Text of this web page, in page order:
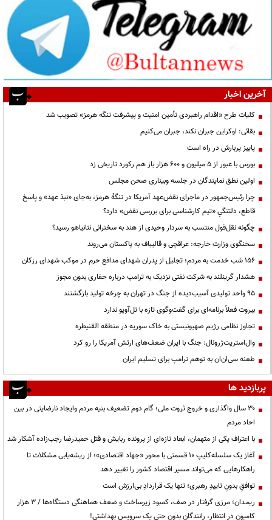
آخرین اخبار
کلیات طرح «اقدام راهبردی تأمین امنیت و پیشرفت تنگه هرمز» تصویب شد
بقائی: اوکراین جبران نکند، جبران می‌کنیم
پاییز پربارش در راه است
بورس با عبور از ۵ میلیون و ۶۰۰ هزار باز هم رکورد تاریخی زد
اولین نطق نمایندگان در جلسه وبیناری صحن مجلس
چرا رئیس‌جمهور در ماجرای نقض‌عهد آمریکا در تنگهٔ هرمز، به‌جای «نبذ عهد» و پاسخ
قاطع، دلتنگیِ «تیم کارشناسی برای بررسی نقض» دارد؟
چگونه نقل‌قول منتسب به سردار وحیدی از هند به سخنرانی نتانیاهو رسید؟
سخنگوی وزارت خارجه: عراقچی و قالیباف به پاکستان می‌روند
۱۵۶ شب خدمت به مردم؛ تجلیل از پدران شهدای مدافع حرم در موکب شهدای رزکان
هشدار گرینلند به شرکت نفتی نزدیک به ترامپ درباره حفاری بدون مجوز
95 واحد تولیدی آسیب‌دیده از جنگ در تهران به چرخه تولید بازگشتند
بیروت فعلاً برنامه‌ای برای گفت‌وگوی تازه با تل‌آویو ندارد
تجاوز نظامی رژیم صهیونیستی به خاک سوریه در منطقه القنیطره
وال‌استریت‌ژرونال: جنگ با ایران ضعف‌های ارتش آمریکا را رو کرد
طعنه سی‌ان‌ان به توهم ترامپ برای تسلیم ایران
پربازدید ها
۳۰ سال واگذاری و خروج ثروت ملی؛ گام دوم تضعیف بنیه مردم وایجاد نارضایتی در بین
احاد مردم
با اعتراف یکی از متهمان، ابعاد تازه‌ای از پرونده ربایش و قتل حمیدرضا رجب‌زاده آشکار شد
آغاز یک سلسله‌کلیپ ۱۰ قسمتی با محور «جهاد اقتصادی»؛ از ریشه‌یابی مشکلات تا
راهکارهایی که می‌تواند مسیر اقتصاد کشور را تغییر دهد
توافقِ بدونِ تاییدِ رهبری؛ تنها یک قراردادِ بی‌ارزش است
ریمـدان؛ مرزی گرفتار در صف، کمبود زیرساخت و ضعف هماهنگی دستگاه‌ها / ۳ هزار
کامیون در انتظار، رانندگان بدون حتی یک سرویس بهداشتی!